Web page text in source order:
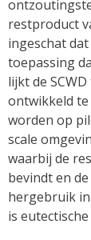
restproduct
ingeschat
toepassing
lijkt de
ontwikkeld
worden op
scale
waarbij de
bevindt en
hergebruik
is